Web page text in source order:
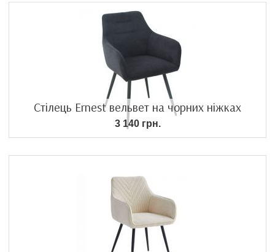
Стілець Ernest вельвет на чорних ніжках
3 140 грн.